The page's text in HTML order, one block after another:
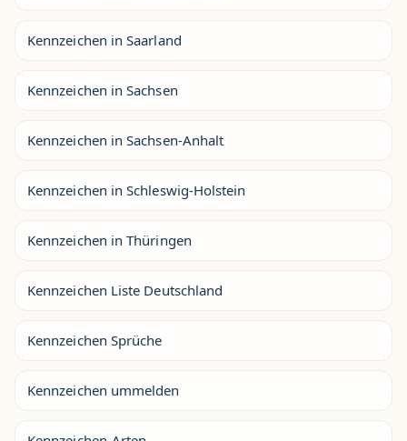
Kennzeichen in Saarland
Kennzeichen in Sachsen
Kennzeichen in Sachsen-Anhalt
Kennzeichen in Schleswig-Holstein
Kennzeichen in Thüringen
Kennzeichen Liste Deutschland
Kennzeichen Sprüche
Kennzeichen ummelden